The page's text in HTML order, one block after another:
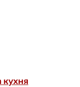
кухня